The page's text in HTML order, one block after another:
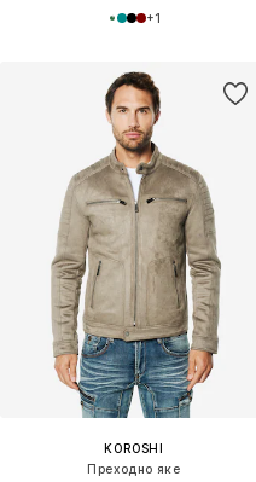
+1
KOROSHI
Преходно яке